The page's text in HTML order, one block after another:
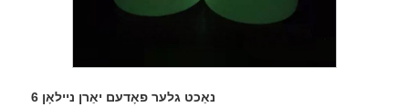
נאַכט גלער פאָדעם יאַרן ניילאָן 6